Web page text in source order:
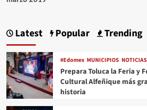
Latest Popular Trending
#Edomex MUNICIPIOS NOTICIAS
Prepara Toluca la Feria y
Cultural Alfeñique más
historia